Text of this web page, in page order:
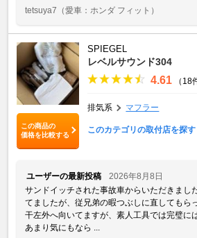
tetsuya7 （愛車：ホンダ フィット）
この商品の
価格を比較する
SPIEGEL
レベルサウンド304
4.61 （18
排気系 マフラー
このカテゴリの取付店を探す
ユーザーの最新投稿
2026年8月8日
サンドイッチされた事故車からいただきまし
てましたが、従兄弟の暇つぶしに直してもら
干左外へ向いてますが、素人工具では完璧に
あまり気にもなら ...